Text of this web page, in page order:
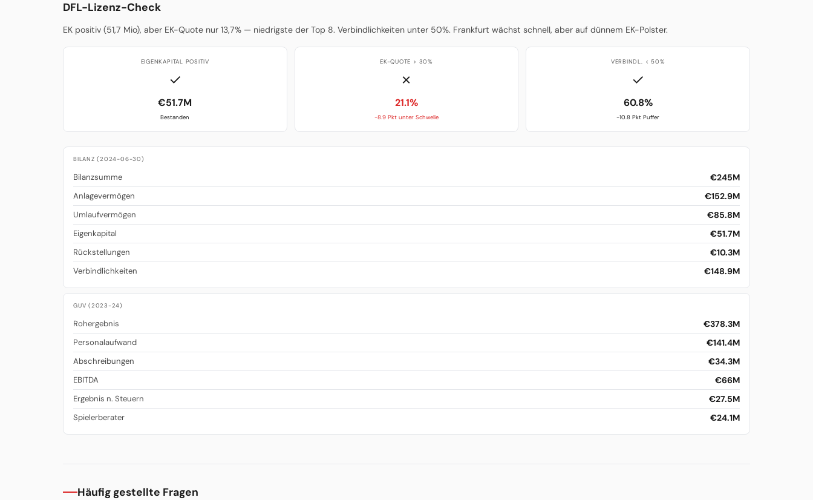
DFL-Lizenz-Check
EK positiv (51,7 Mio), aber EK-Quote nur 13,7% — niedrigste der Top 8. Verbindlichkeiten unter 50%. Frankfurt wächst schnell, aber auf dünnem EK-Polster.
EIGENKAPITAL POSITIV
✓
€51.7M
Bestanden
EK-QUOTE > 30%
✗
21.1%
-8.9 Pkt unter Schwelle
VERBINDL. < 50%
✓
60.8%
-10.8 Pkt Puffer
BILANZ (2024-06-30)
Bilanzsumme €245M
Anlagevermögen €152.9M
Umlaufvermögen €85.8M
Eigenkapital €51.7M
Rückstellungen €10.3M
Verbindlichkeiten €148.9M
GUV (2023-24)
Rohergebnis €378.3M
Personalaufwand €141.4M
Abschreibungen €34.3M
EBITDA €66M
Ergebnis n. Steuern €27.5M
Spielerberater €24.1M
Häufig gestellte Fragen